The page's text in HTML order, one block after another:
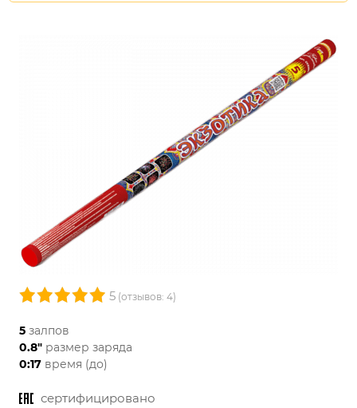
5 (отзывов: 4)
5 залпов
0.8" размер заряда
0:17 время (до)
сертифицировано